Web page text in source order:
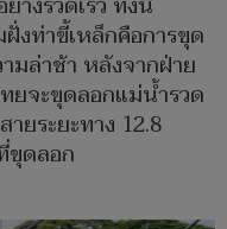
งท่าขี้เหล็กคือการขุด
มล่าช้า หลังจากฝ่าย
ยจะขุดลอกแม่น้ำรวด
ยระยะทาง 12.8
ขุดลอก